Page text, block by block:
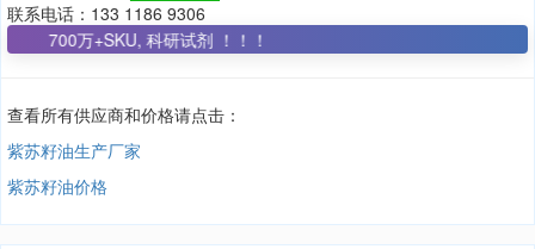
联系电话：133 1186 9306
700万+SKU, 科研试剂 ！！！
查看所有供应商和价格请点击：
紫苏籽油生产厂家
紫苏籽油价格